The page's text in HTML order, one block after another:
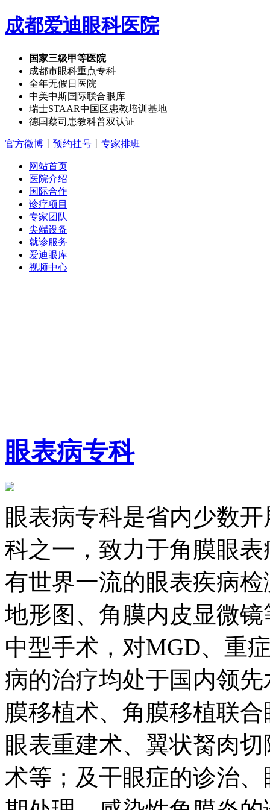
成都爱迪眼科医院
国家三级甲等医院
成都市眼科重点专科
全年无假日医院
中美中斯国际联合眼库
瑞士STAAR中国区患教培训基地
德国蔡司患教科普双认证
官方微博 预约挂号 专家排班
网站首页
医院介绍
国际合作
诊疗项目
专家团队
尖端设备
就诊服务
爱迪眼库
视频中心
眼表病专科
眼表病专科是省内少数
科之一，致力于角膜眼
有世界一流的眼表疾病
地形图、角膜内皮显微
中型手术，对MGD、重
病的治疗均处于国内领
膜移植术、角膜移植联
眼表重建术、翼状胬肉
术等；及干眼症的诊治